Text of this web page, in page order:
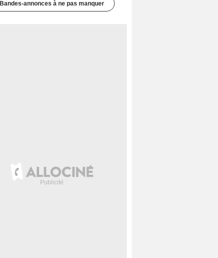
Bandes-annonces à ne pas manquer